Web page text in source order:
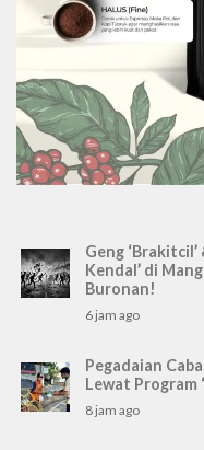
Geng
Kendal’ di
Buronan!
6 jam ago
Pegadaian
Lewat Program
8 jam ago